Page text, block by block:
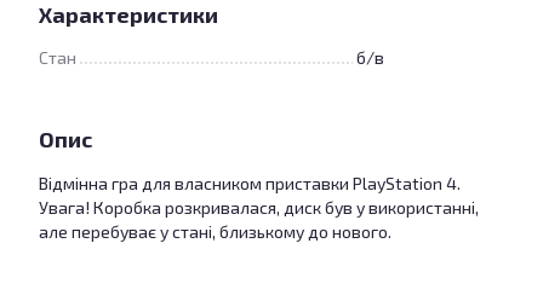
Характеристики
Стан б/в
Опис
Відмінна гра для власником приставки PlayStation 4.
Увага! Коробка розкривалася, диск був у використанні,
але перебуває у стані, близькому до нового.